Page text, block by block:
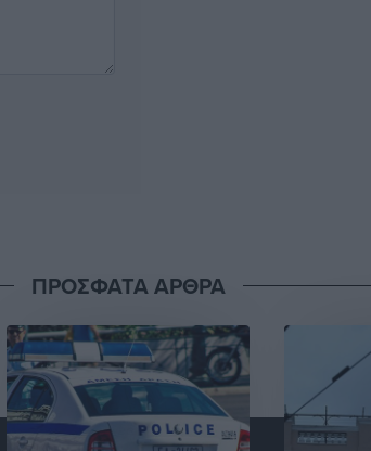
ΠΡΟΣΦΑΤΑ ΑΡΘΡΑ